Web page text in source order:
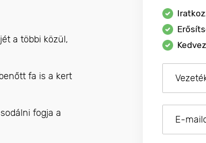
a többi közül,
fa is a kert
fogja a